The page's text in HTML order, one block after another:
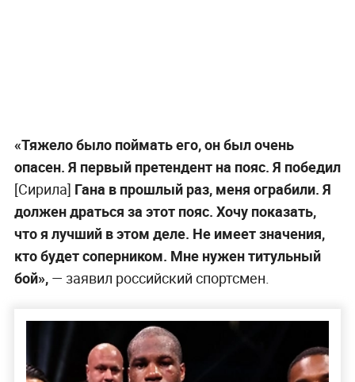
«Тяжело было поймать его, он был очень
опасен. Я первый претендент на пояс. Я победил
[Сирила] Гана в прошлый раз, меня ограбили. Я
должен драться за этот пояс. Хочу показать,
что я лучший в этом деле. Не имеет значения,
кто будет соперником. Мне нужен титульный
бой», — заявил российский спортсмен.